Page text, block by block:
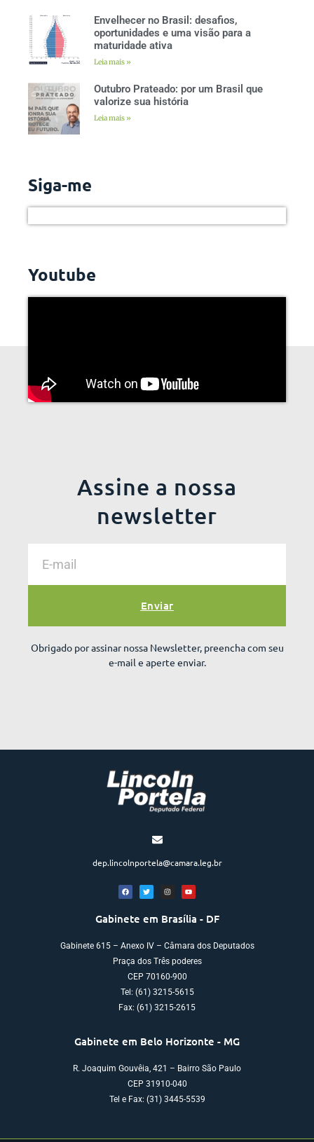
Envelhecer no Brasil: desafios,
oportunidades e uma visão para a
maturidade ativa
Leia mais »
Outubro Prateado: por um Brasil que
valorize sua história
Leia mais »
Siga-me
Youtube
Assine a nossa
newsletter
Enviar
Obrigado por assinar nossa Newsletter, preencha com seu
e-mail e aperte enviar.
dep.lincolnportela@camara.leg.br
Gabinete em Brasília - DF
Gabinete 615 – Anexo IV – Câmara dos Deputados
Praça dos Três poderes
CEP 70160-900
Tel: (61) 3215-5615
Fax: (61) 3215-2615
Gabinete em Belo Horizonte - MG
R. Joaquim Gouvêia, 421 – Bairro São Paulo
CEP 31910-040
Tel e Fax: (31) 3445-5539